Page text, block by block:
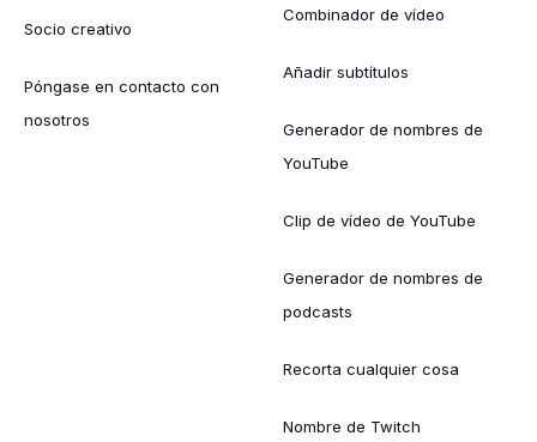
Socio creativo
Póngase en contacto con
nosotros
Combinador de vídeo
Añadir subtítulos
Generador de nombres de
YouTube
Clip de vídeo de YouTube
Generador de nombres de
podcasts
Recorta cualquier cosa
Nombre de Twitch